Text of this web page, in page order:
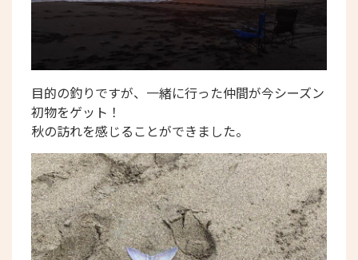
目的の釣りですが、一緒に行った仲間が今シーズン
初物をゲット！
秋の訪れを感じることができました。